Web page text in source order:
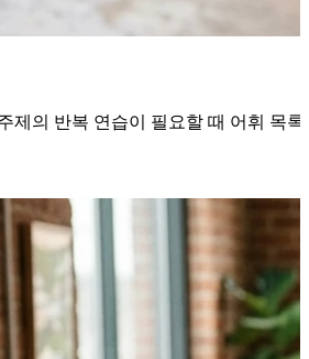
제의 반복 연습이 필요할 때 어휘 목